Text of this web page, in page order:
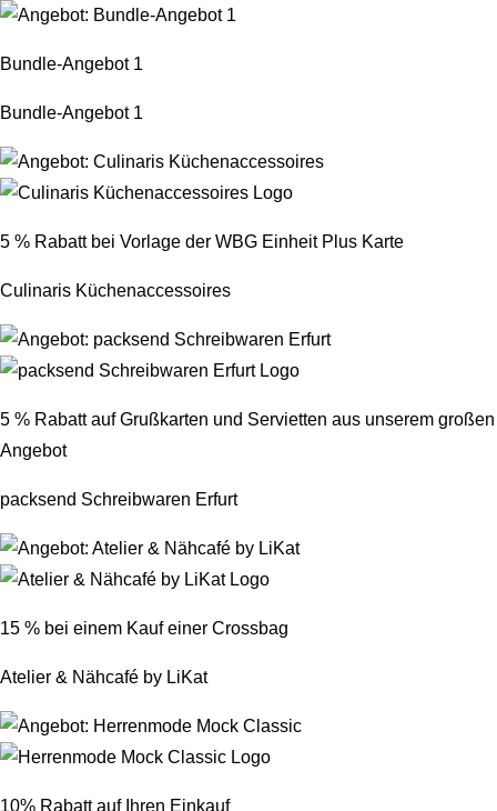
Bundle-Angebot 1
Bundle-Angebot 1
5 % Rabatt bei Vorlage der WBG Einheit Plus Karte
Culinaris Küchenaccessoires
5 % Rabatt auf Grußkarten und Servietten aus unserem großen
Angebot
packsend Schreibwaren Erfurt
15 % bei einem Kauf einer Crossbag
Atelier & Nähcafé by LiKat
10% Rabatt auf Ihren Einkauf